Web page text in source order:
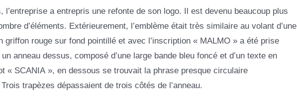
a entrepris une refonte de son logo. Il est devenu beaucoup plus
d’éléments. Extérieurement, l’emblème était très similaire au volant d’une
rouge sur fond pointillé et avec l’inscription « MALMO » a été prise
anneau dessus, composé d’une large bande bleu foncé et d’un texte en
« SCANIA », en dessous se trouvait la phrase presque circulaire
trapèzes dépassaient de trois côtés de l’anneau.